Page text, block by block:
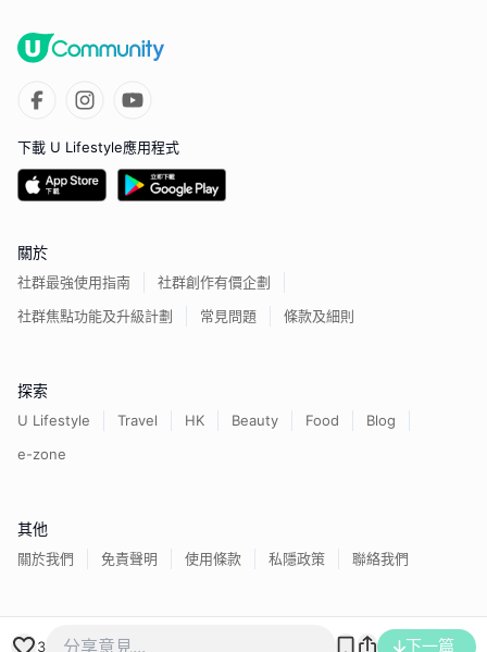
3 下一篇
下載 U Lifestyle應用程式
關於
社群最強使用指南
社群創作有價企劃
社群焦點功能及升級計劃
常見問題 條款及細則
探索
U Lifestyle Travel HK Beauty Food
Blog
e-zone
其他
關於我們 免責聲明 使用條款 私隱政策 聯絡我們
香港經濟日報版權所有©